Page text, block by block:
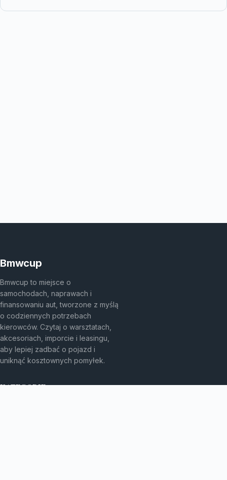
Bmwcup
Bmwcup to miejsce o
samochodach, naprawach i
finansowaniu aut, tworzone z myślą
o codziennych potrzebach
kierowców. Czytaj o warsztatach,
akcesoriach, imporcie i leasingu,
aby lepiej zadbać o pojazd i
uniknąć kosztownych pomyłek.
KATEGORIE